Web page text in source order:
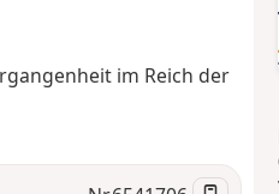
im Reich der